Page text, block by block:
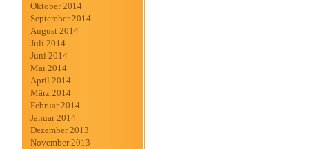
Oktober 2014
September 2014
August 2014
Juli 2014
Juni 2014
Mai 2014
April 2014
März 2014
Februar 2014
Januar 2014
Dezember 2013
November 2013